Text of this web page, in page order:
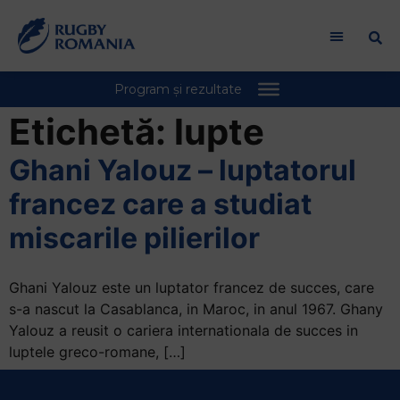
Etichetă: lupte
Ghani Yalouz – luptatorul
francez care a studiat
miscarile pilierilor
Ghani Yalouz este un luptator francez de succes, care
s-a nascut la Casablanca, in Maroc, in anul 1967. Ghany
Yalouz a reusit o cariera internationala de succes in
luptele greco-romane, […]